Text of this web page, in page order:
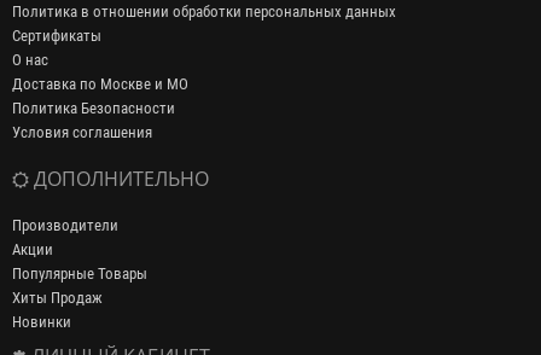
Политика в отношении обработки персональных данных
Сертификаты
О нас
Доставка по Москве и МО
Политика Безопасности
Условия соглашения
ДОПОЛНИТЕЛЬНО
Производители
Акции
Популярные Товары
Хиты Продаж
Новинки